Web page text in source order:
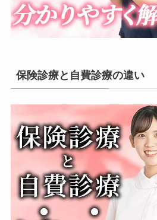
保険診療と自費診療の違い